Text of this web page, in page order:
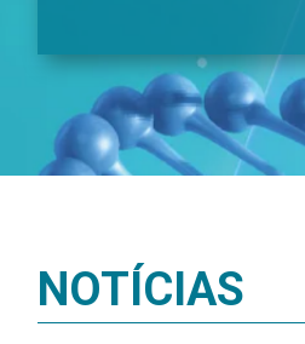
NOTÍCIAS